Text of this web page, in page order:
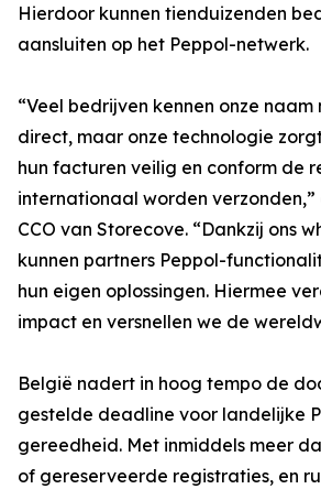
Hierdoor kunnen tienduizenden
aansluiten op het Peppol-netwerk.
“Veel bedrijven kennen onze naam
direct, maar onze technologie
hun facturen veilig en conform de
internationaal worden verzonden,”
CCO van Storecove. “Dankzij ons
kunnen partners Peppol-
hun eigen oplossingen. Hiermee
impact en versnellen we de
België nadert in hoog tempo de
gestelde deadline voor landelijke
gereedheid. Met inmiddels meer
of gereserveerde registraties, en